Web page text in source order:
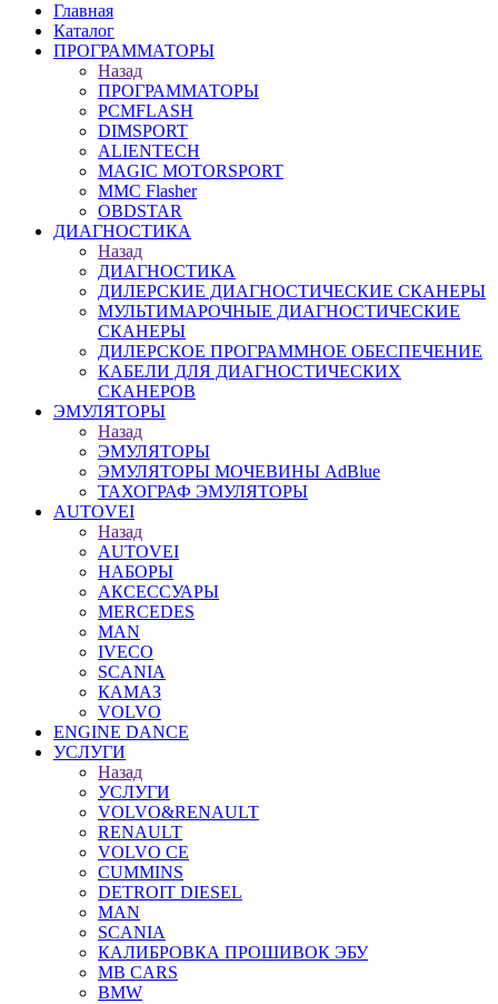
Главная
Каталог
ПРОГРАММАТОРЫ
Назад
ПРОГРАММАТОРЫ
PCMFLASH
DIMSPORT
ALIENTECH
MAGIC MOTORSPORT
MMC Flasher
OBDSTAR
ДИАГНОСТИКА
Назад
ДИАГНОСТИКА
ДИЛЕРСКИЕ ДИАГНОСТИЧЕСКИЕ СКАНЕРЫ
МУЛЬТИМАРОЧНЫЕ ДИАГНОСТИЧЕСКИЕ
СКАНЕРЫ
ДИЛЕРСКОЕ ПРОГРАММНОЕ ОБЕСПЕЧЕНИЕ
КАБЕЛИ ДЛЯ ДИАГНОСТИЧЕСКИХ
СКАНЕРОВ
ЭМУЛЯТОРЫ
Назад
ЭМУЛЯТОРЫ
ЭМУЛЯТОРЫ МОЧЕВИНЫ АdBlue
ТАХОГРАФ ЭМУЛЯТОРЫ
AUTOVEI
Назад
AUTOVEI
НАБОРЫ
АКСЕССУАРЫ
MERCEDES
MAN
IVECO
SCANIA
КАМАЗ
VOLVO
ENGINE DANCE
УСЛУГИ
Назад
УСЛУГИ
VOLVO&RENAULT
RENAULT
VOLVO CE
CUMMINS
DETROIT DIESEL
MAN
SCANIA
КАЛИБРОВКА ПРОШИВОК ЭБУ
MB CARS
BMW